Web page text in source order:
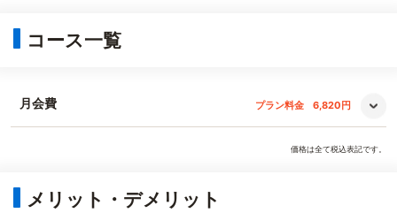
コース一覧
月会費 プラン料金 6,820円
価格は全て税込表記です。
メリット・デメリット